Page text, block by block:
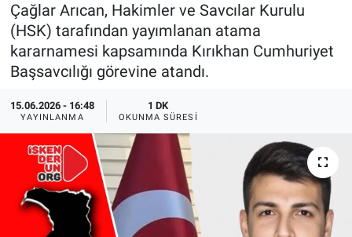
Çağlar Arıcan, Hakimler ve Savcılar Kurulu
(HSK) tarafından yayımlanan atama
kararnamesi kapsamında Kırıkhan Cumhuriyet
Başsavcılığı görevine atandı.
15.06.2026 - 16:48
YAYINLANMA
1 DK
OKUNMA SÜRESI